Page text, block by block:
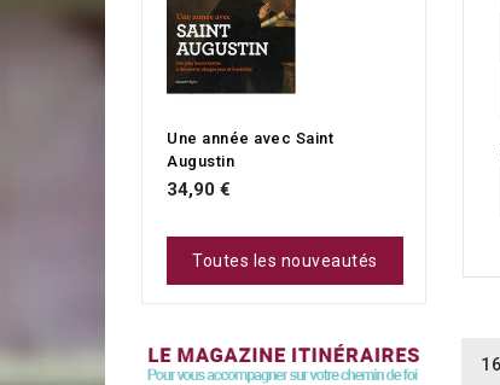
Une année avec Saint
Augustin
34,90 €
Toutes les nouveautés